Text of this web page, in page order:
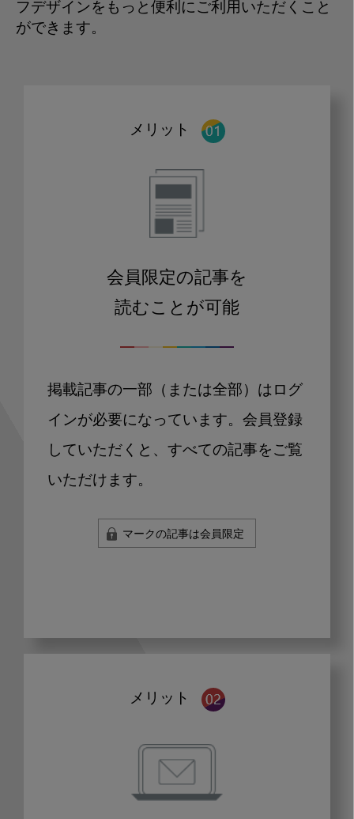
フデザインをもっと便利にご利用いただくこと
ができます。
メリット
会員限定の記事を
読むことが可能
掲載記事の一部（または全部）はログ
インが必要になっています。会員登録
していただくと、すべての記事をご覧
いただけます。
マークの記事は会員限定
メリット